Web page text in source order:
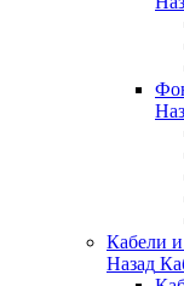
Кабели
Назад